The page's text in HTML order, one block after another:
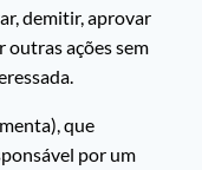
demitir, aprovar
outras ações sem
que
por um